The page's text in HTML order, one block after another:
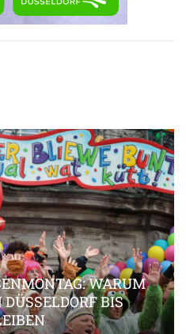
WARUM
BIS